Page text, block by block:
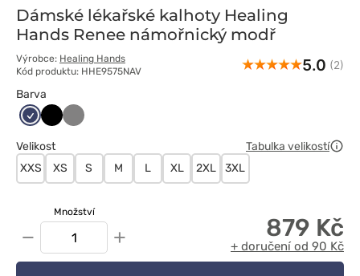
Dámské lékařské kalhoty Healing
Hands Renee námořnický modř
Výrobce: Healing Hands
Kód produktu: HHE9575NAV
5.0 (2)
Barva
CiemnyCzarny
Szary
Velikost
Tabulka velikostí
XXS
XS S M L XL 2XL 3XL
Množství
− + 879 Kč
+ doručení od 90 Kč